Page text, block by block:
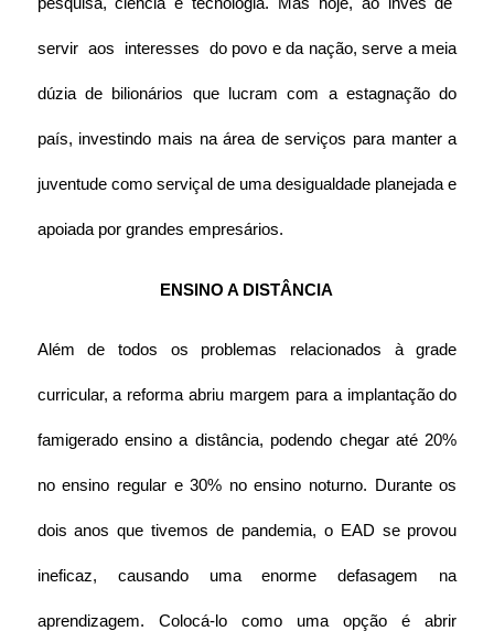
pesquisa, ciência e tecnologia. Mas hoje, ao invés de
servir  aos  interesses  do povo e da nação, serve a meia
dúzia de bilionários que lucram com a estagnação do
país, investindo mais na área de serviços para manter a
juventude como serviçal de uma desigualdade planejada e
apoiada por grandes empresários.
ENSINO A DISTÂNCIA
Além de todos os problemas relacionados à grade
curricular, a reforma abriu margem para a implantação do
famigerado ensino a distância, podendo chegar até 20%
no ensino regular e 30% no ensino noturno. Durante os
dois anos que tivemos de pandemia, o EAD se provou
ineficaz, causando uma enorme defasagem na
aprendizagem. Colocá-lo como uma opção é abrir